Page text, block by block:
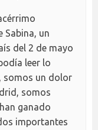
Sabina, un
del 2 de mayo
leer lo
somos un dolor
somos
ganado
importantes